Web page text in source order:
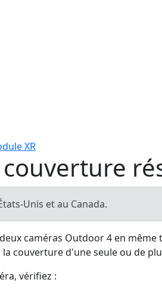
XR
Unis et au Canada.
caméras Outdoor 4 en
couverture d'une seule ou de
vérifiez :